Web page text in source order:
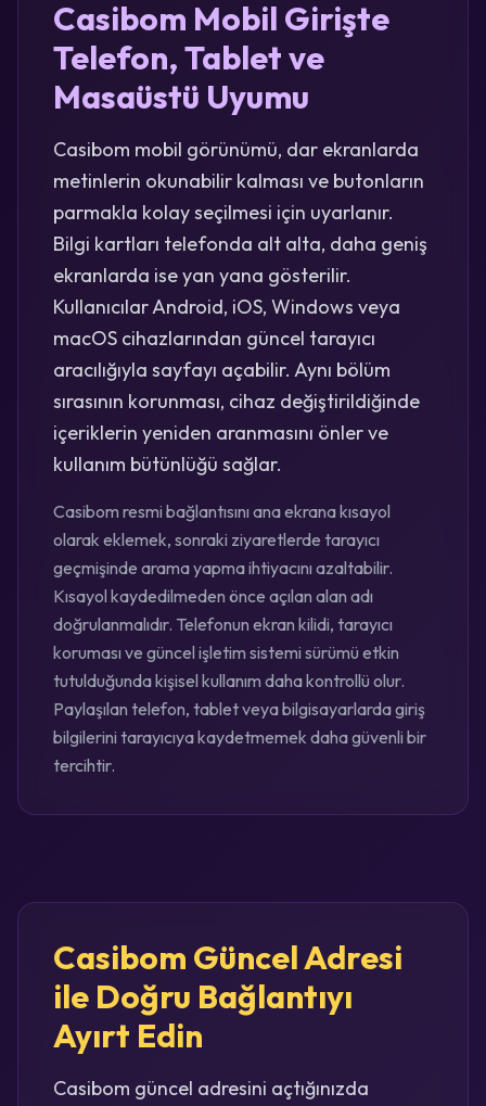
Casibom Mobil Girişte
Telefon, Tablet ve
Masaüstü Uyumu
Casibom mobil görünümü, dar ekranlarda
metinlerin okunabilir kalması ve butonların
parmakla kolay seçilmesi için uyarlanır.
Bilgi kartları telefonda alt alta, daha geniş
ekranlarda ise yan yana gösterilir.
Kullanıcılar Android, iOS, Windows veya
macOS cihazlarından güncel tarayıcı
aracılığıyla sayfayı açabilir. Aynı bölüm
sırasının korunması, cihaz değiştirildiğinde
içeriklerin yeniden aranmasını önler ve
kullanım bütünlüğü sağlar.
Casibom resmi bağlantısını ana ekrana kısayol
olarak eklemek, sonraki ziyaretlerde tarayıcı
geçmişinde arama yapma ihtiyacını azaltabilir.
Kısayol kaydedilmeden önce açılan alan adı
doğrulanmalıdır. Telefonun ekran kilidi, tarayıcı
koruması ve güncel işletim sistemi sürümü etkin
tutulduğunda kişisel kullanım daha kontrollü olur.
Paylaşılan telefon, tablet veya bilgisayarlarda giriş
bilgilerini tarayıcıya kaydetmemek daha güvenli bir
tercihtir.
Casibom Güncel Adresi
ile Doğru Bağlantıyı
Ayırt Edin
Casibom güncel adresini açtığınızda